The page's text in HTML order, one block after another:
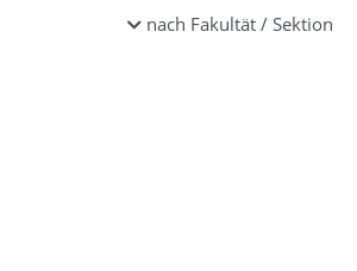
nach Fakultät / Sektion